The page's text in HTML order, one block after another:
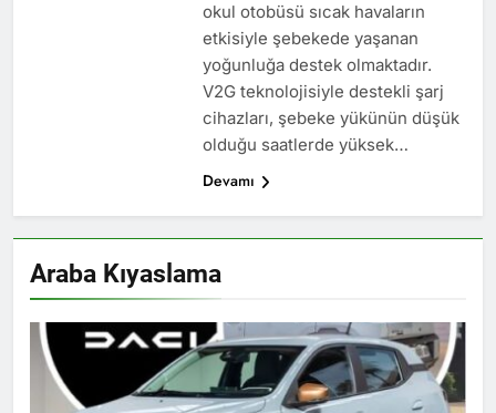
Araba Kıyaslama
okul otobüsü sıcak havaların
etkisiyle şebekede yaşanan
yoğunluğa destek olmaktadır.
V2G teknolojisiyle destekli şarj
cihazları, şebeke yükünün düşük
olduğu saatlerde yüksek…
Devamı